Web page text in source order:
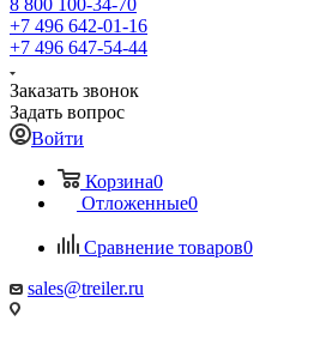
8 800 100-34-70
+7 496 642-01-16
+7 496 647-54-44
Заказать звонок
Задать вопрос
Войти
Корзина0
Отложенные0
Сравнение товаров0
sales@treiler.ru